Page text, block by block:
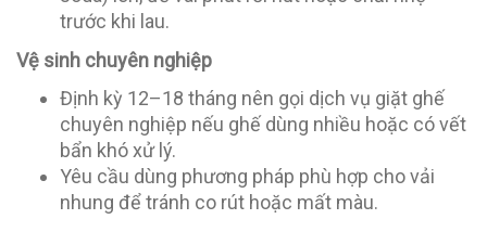
trước khi lau.
Vệ sinh chuyên nghiệp
Định kỳ 12–18 tháng nên gọi dịch vụ giặt ghế
chuyên nghiệp nếu ghế dùng nhiều hoặc có vết
bẩn khó xử lý.
Yêu cầu dùng phương pháp phù hợp cho vải
nhung để tránh co rút hoặc mất màu.